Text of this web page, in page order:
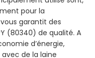
pour la
garantit des
(80340) de qualité. A
d’énergie,
de la laine